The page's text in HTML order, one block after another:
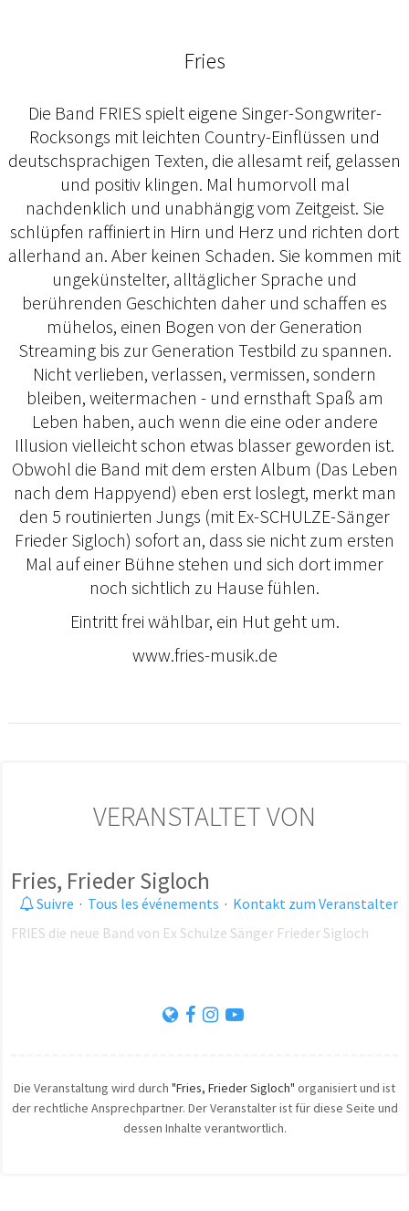
Fries
Die Band FRIES spielt eigene Singer-Songwriter-
Rocksongs mit leichten Country-Einflüssen und
deutschsprachigen Texten, die allesamt reif, gelassen
und positiv klingen. Mal humorvoll mal
nachdenklich und unabhängig vom Zeitgeist. Sie
schlüpfen raffiniert in Hirn und Herz und richten dort
allerhand an. Aber keinen Schaden. Sie kommen mit
ungekünstelter, alltäglicher Sprache und
berührenden Geschichten daher und schaffen es
mühelos, einen Bogen von der Generation
Streaming bis zur Generation Testbild zu spannen.
Nicht verlieben, verlassen, vermissen, sondern
bleiben, weitermachen - und ernsthaft Spaß am
Leben haben, auch wenn die eine oder andere
Illusion vielleicht schon etwas blasser geworden ist.
Obwohl die Band mit dem ersten Album (Das Leben
nach dem Happyend) eben erst loslegt, merkt man
den 5 routinierten Jungs (mit Ex-SCHULZE-Sänger
Frieder Sigloch) sofort an, dass sie nicht zum ersten
Mal auf einer Bühne stehen und sich dort immer
noch sichtlich zu Hause fühlen.
Eintritt frei wählbar, ein Hut geht um.
www.fries-musik.de
VERANSTALTET VON
Fries, Frieder Sigloch
Suivre · Tous les événements · Kontakt zum Veranstalter
FRIES die neue Band von Ex Schulze Sänger Frieder Sigloch
Die Veranstaltung wird durch "Fries, Frieder Sigloch" organisiert und ist
der rechtliche Ansprechpartner. Der Veranstalter ist für diese Seite und
dessen Inhalte verantwortlich.